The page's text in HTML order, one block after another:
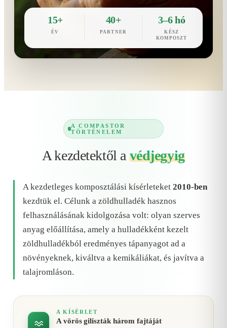
15+
ÉV
40+
PARTNER
3–6 hó
KÉSZ
KOMPOSZT
A COMPASTOR
TÖRTÉNELEM
A kezdetektől a védjegyig
A kezdetleges komposztálási kísérleteket 2010-ben
kezdtük el. Célunk a zöldhulladék hasznos
felhasználásának kidolgozása volt: olyan szerves
anyag előállítása, amely a hulladékként kezelt
zöldhulladékból eredményes tápanyagot ad a
növényeknek, kiváltva a kemikáliákat, és javítva a
talajromláson.
A KÍSÉRLET
A vörös giliszták három fajtáját